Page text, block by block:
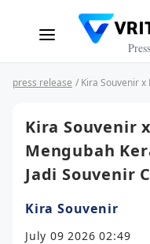
press release
Kira Souvenir
Mengubah
Jadi Souvenir
Kira Souvenir
July 09 2026 02:49